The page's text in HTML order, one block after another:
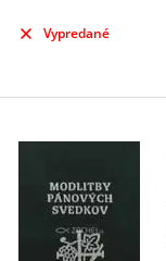
Vypredané